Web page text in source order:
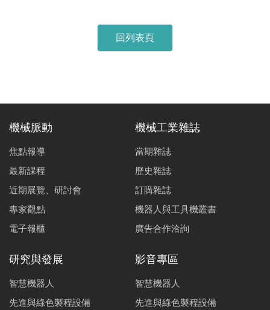
回列表頁
機械脈動
焦點報導
最新課程
近期展覽、研討會
專家觀點
電子報櫃
機械工業雜誌
當期雜誌
歷史雜誌
訂購雜誌
機器人與工具機叢書
廣告合作洽詢
研究與發展
智慧機器人
先進與綠色製程設備
影音專區
智慧機器人
先進與綠色製程設備